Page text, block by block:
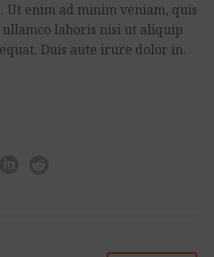
Ut enim ad minim veniam, quis
laboris nisi ut aliquip
Duis aute irure dolor in.